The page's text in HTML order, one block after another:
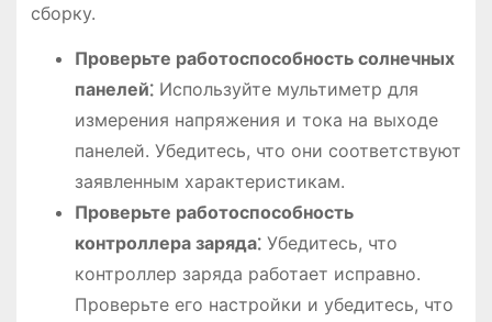
сборку.
Проверьте работоспособность солнечных
панелей⁚Используйте мультиметр для
измерения напряжения и тока на выходе
панелей. Убедитесь, что они соответствуют
заявленным характеристикам.
Проверьте работоспособность
контроллера заряда⁚Убедитесь, что
контроллер заряда работает исправно.
Проверьте его настройки и убедитесь, что